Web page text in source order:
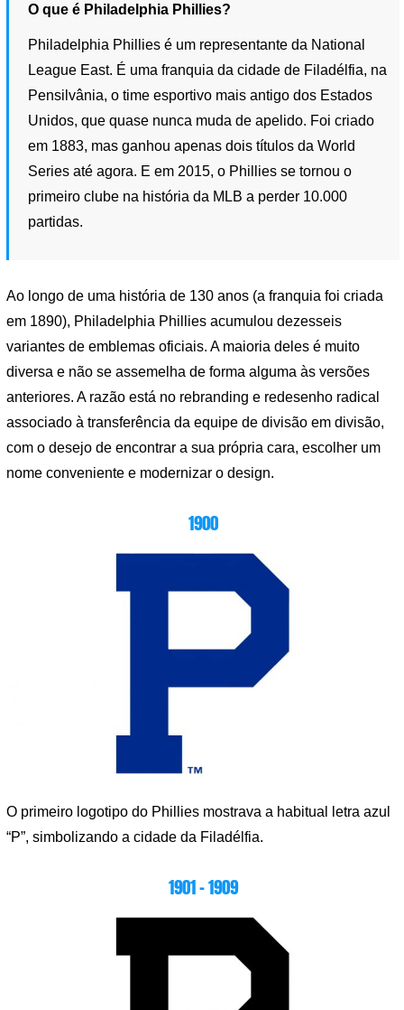
O que é Philadelphia Phillies?
Philadelphia Phillies é um representante da National
League East. É uma franquia da cidade de Filadélfia, na
Pensilvânia, o time esportivo mais antigo dos Estados
Unidos, que quase nunca muda de apelido. Foi criado
em 1883, mas ganhou apenas dois títulos da World
Series até agora. E em 2015, o Phillies se tornou o
primeiro clube na história da MLB a perder 10.000
partidas.
Ao longo de uma história de 130 anos (a franquia foi criada
em 1890), Philadelphia Phillies acumulou dezesseis
variantes de emblemas oficiais. A maioria deles é muito
diversa e não se assemelha de forma alguma às versões
anteriores. A razão está no rebranding e redesenho radical
associado à transferência da equipe de divisão em divisão,
com o desejo de encontrar a sua própria cara, escolher um
nome conveniente e modernizar o design.
1900
O primeiro logotipo do Phillies mostrava a habitual letra azul
“P”, simbolizando a cidade da Filadélfia.
1901 – 1909